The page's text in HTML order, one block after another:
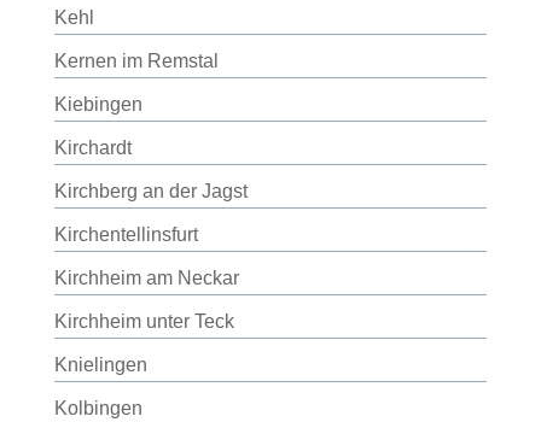
Kehl
Kernen im Remstal
Kiebingen
Kirchardt
Kirchberg an der Jagst
Kirchentellinsfurt
Kirchheim am Neckar
Kirchheim unter Teck
Knielingen
Kolbingen